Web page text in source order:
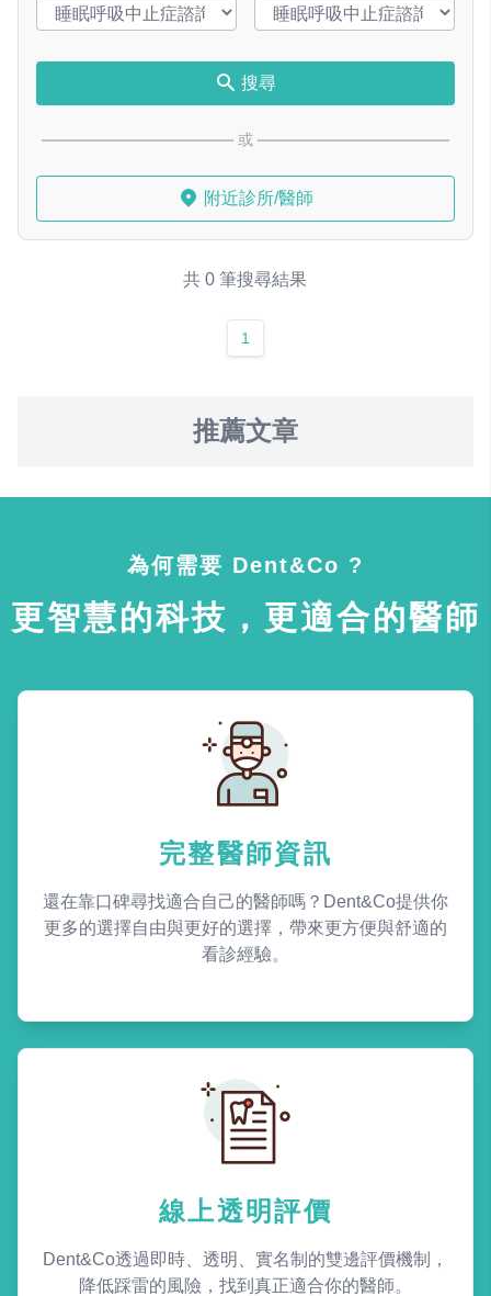
搜尋
或
附近診所/醫師
共 0 筆搜尋結果
1
推薦文章
為何需要 Dent&Co ?
更智慧的科技，更適合的醫師
完整醫師資訊
還在靠口碑尋找適合自己的醫師嗎？Dent&Co提供你
更多的選擇自由與更好的選擇，帶來更方便與舒適的
看診經驗。
線上透明評價
Dent&Co透過即時、透明、實名制的雙邊評價機制，
降低踩雷的風險，找到真正適合你的醫師。